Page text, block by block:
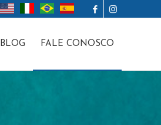
BLOG FALE CONOSCO